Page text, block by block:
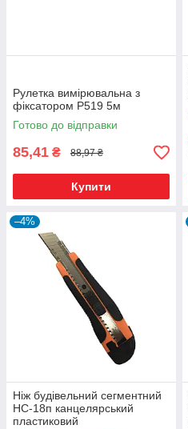
Рулетка вимірювальна з
фіксатором Р519 5м
Готово до відправки
85,41 ₴ 88,97 ₴
Купити
–4%
Ніж будівельний сегментний
НС-18п канцелярський
пластиковий